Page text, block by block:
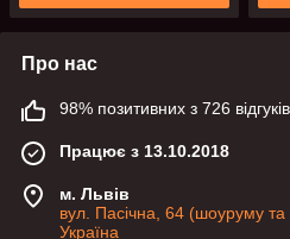
Про нас
98% позитивних з 726
Працює з 13.10.2018
м. Львів
вул. Пасічна, 64 (шоуруму та
Україна